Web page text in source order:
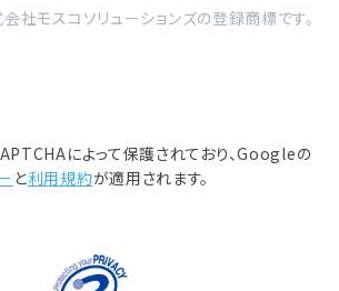
社モスコソリューションズの登録商標です。
によって保護されており、Googleの
と利用規約が適用されます。